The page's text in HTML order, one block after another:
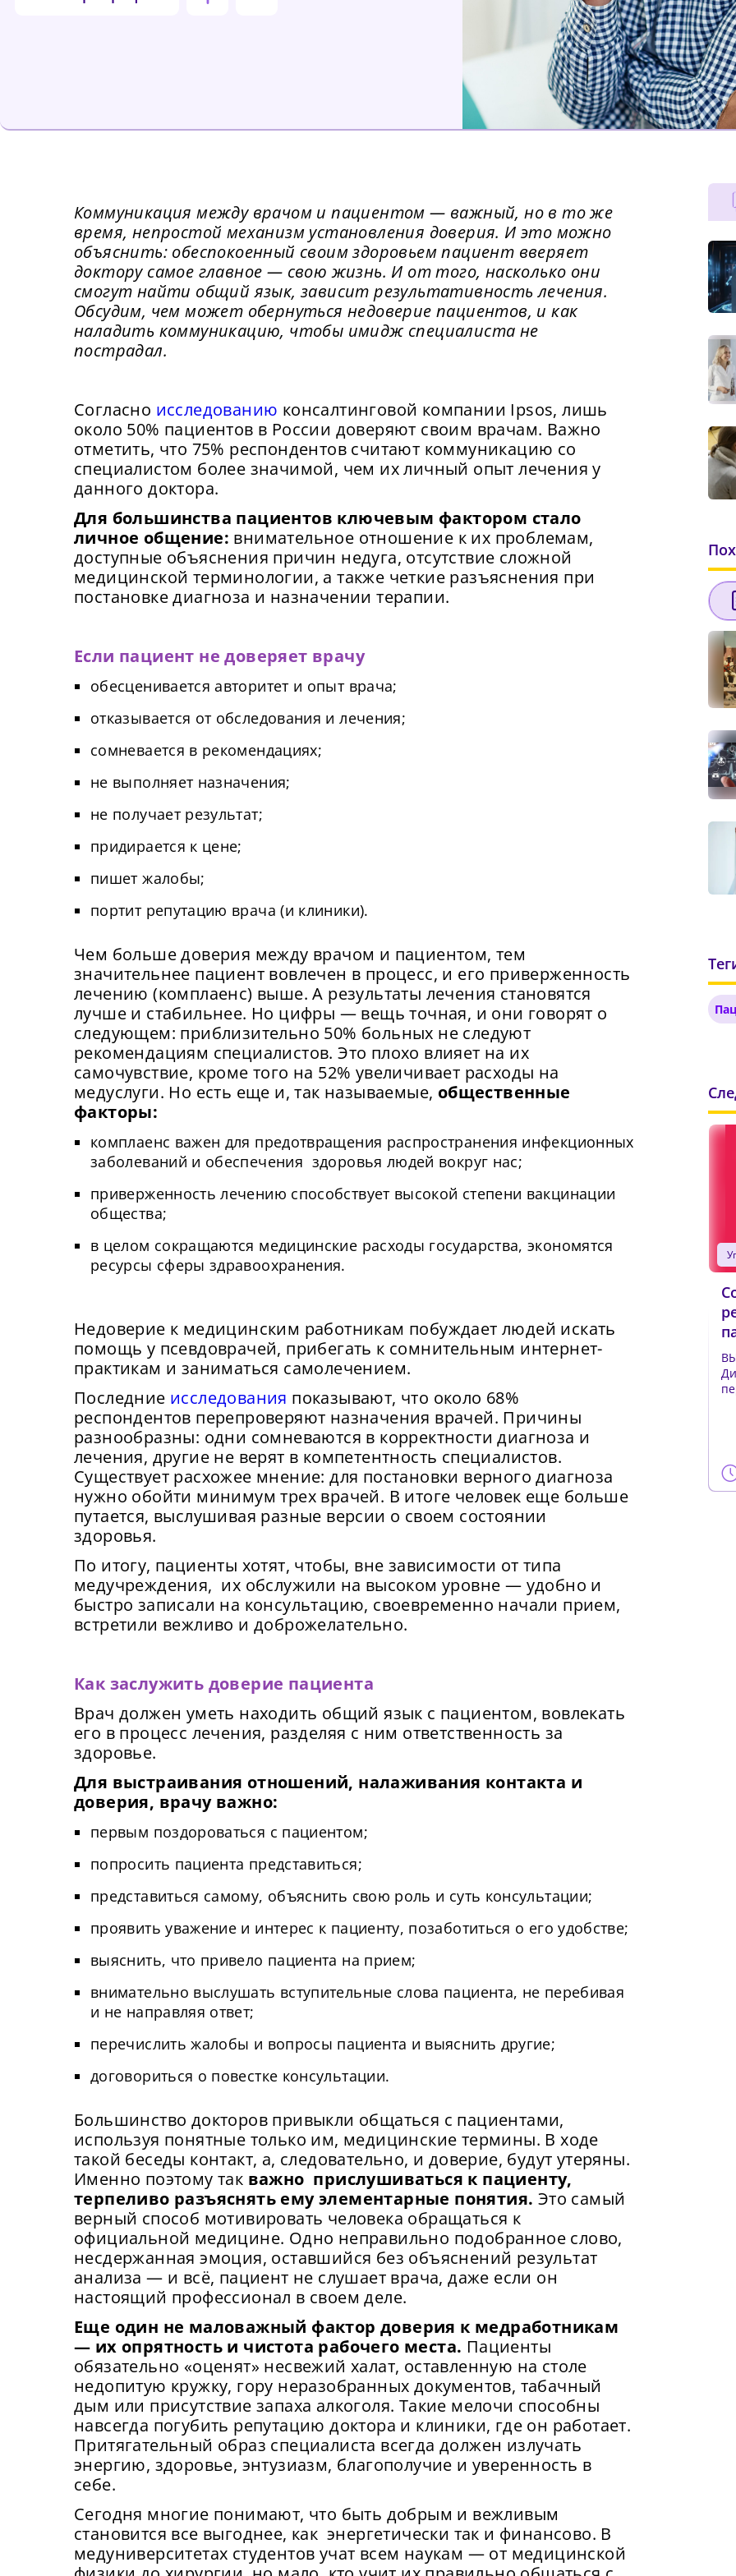
Сменить пароль!
Сменить пароль!
Новый Пароль*
символ
Как минимум одна строчная латинская буква
Пароль должен содержать от 8 до 12 символов
Нажимая на кнопку «Продолжить», а также при регистрации
входе через аккаунты сторонних сервисов, Вы принимаете
условияПользовательского Соглашения
касающееся обработки Ваших персональных данных.
об обработке данных вПолитике.
Отправить
Коммуникация между врачом и пациентом — важный, но в то же
время, непростой механизм установления доверия. И это можно
объяснить: обеспокоенный своим здоровьем пациент вверяет
доктору самое главное — свою жизнь. И от того, насколько они
смогут найти общий язык, зависит результативность лечения.
Обсудим, чем может обернуться недоверие пациентов, и как
наладить коммуникацию, чтобы имидж специалиста не
пострадал.
Согласно исследованию консалтинговой компании Ipsos, лишь
около 50% пациентов в России доверяют своим врачам. Важно
отметить, что 75% респондентов считают коммуникацию со
специалистом более значимой, чем их личный опыт лечения у
данного доктора.
Для большинства пациентов ключевым фактором стало
личное общение: внимательное отношение к их проблемам,
доступные объяснения причин недуга, отсутствие сложной
медицинской терминологии, а также четкие разъяснения при
постановке диагноза и назначении терапии.
Если пациент не доверяет врачу
обесценивается авторитет и опыт врача;
отказывается от обследования и лечения;
сомневается в рекомендациях;
не выполняет назначения;
не получает результат;
придирается к цене;
пишет жалобы;
портит репутацию врача (и клиники).
Чем больше доверия между врачом и пациентом, тем
значительнее пациент вовлечен в процесс, и его приверженность
лечению (комплаенс) выше. А результаты лечения становятся
лучше и стабильнее. Но цифры — вещь точная, и они говорят о
следующем: приблизительно 50% больных не следуют
рекомендациям специалистов. Это плохо влияет на их
самочувствие, кроме того на 52% увеличивает расходы на
медуслуги. Но есть еще и, так называемые, общественные
факторы:
комплаенс важен для предотвращения распространения инфекционных
заболеваний и обеспечения здоровья людей вокруг нас;
приверженность лечению способствует высокой степени вакцинации
общества;
в целом сокращаются медицинские расходы государства, экономятся
ресурсы сферы здравоохранения.
Недоверие к медицинским работникам побуждает людей искать
помощь у псевдоврачей, прибегать к сомнительным интернет-
практикам и заниматься самолечением.
Последние исследования показывают, что около 68%
респондентов перепроверяют назначения врачей. Причины
разнообразны: одни сомневаются в корректности диагноза и
лечения, другие не верят в компетентность специалистов.
Существует расхожее мнение: для постановки верного диагноза
нужно обойти минимум трех врачей. В итоге человек еще больше
путается, выслушивая разные версии о своем состоянии
здоровья.
По итогу, пациенты хотят, чтобы, вне зависимости от типа
медучреждения, их обслужили на высоком уровне — удобно и
быстро записали на консультацию, своевременно начали прием,
встретили вежливо и доброжелательно.
Как заслужить доверие пациента
Врач должен уметь находить общий язык с пациентом, вовлекать
его в процесс лечения, разделяя с ним ответственность за
здоровье.
Для выстраивания отношений, налаживания контакта и
доверия, врачу важно:
первым поздороваться с пациентом;
попросить пациента представиться;
представиться самому, объяснить свою роль и суть консультации;
проявить уважение и интерес к пациенту, позаботиться о его удобстве;
выяснить, что привело пациента на прием;
внимательно выслушать вступительные слова пациента, не перебивая
и не направляя ответ;
перечислить жалобы и вопросы пациента и выяснить другие;
договориться о повестке консультации.
Большинство докторов привыкли общаться с пациентами,
используя понятные только им, медицинские термины. В ходе
такой беседы контакт, а, следовательно, и доверие, будут утеряны.
Именно поэтому так важно прислушиваться к пациенту,
терпеливо разъяснять ему элементарные понятия. Это самый
верный способ мотивировать человека обращаться к
официальной медицине. Одно неправильно подобранное слово,
несдержанная эмоция, оставшийся без объяснений результат
анализа — и всё, пациент не слушает врача, даже если он
настоящий профессионал в своем деле.
Еще один не маловажный фактор доверия к медработникам
— их опрятность и чистота рабочего места. Пациенты
обязательно «оценят» несвежий халат, оставленную на столе
недопитую кружку, гору неразобранных документов, табачный
дым или присутствие запаха алкоголя. Такие мелочи способны
навсегда погубить репутацию доктора и клиники, где он работает.
Притягательный образ специалиста всегда должен излучать
энергию, здоровье, энтузиазм, благополучие и уверенность в
себе.
Сегодня многие понимают, что быть добрым и вежливым
становится все выгоднее, как энергетически так и финансово. В
медуниверситетах студентов учат всем наукам — от медицинской
Сейчас скорость вашего интернета невысокая, из-за
могут возникнуть сложности при использовании
сайта. Чтобы обеспечить более стабильную работу,
подключитесь к быстрому соединению.
Продолжить просмотр